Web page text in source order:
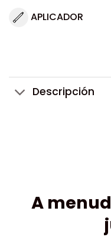
APLICADOR
Descripción
A